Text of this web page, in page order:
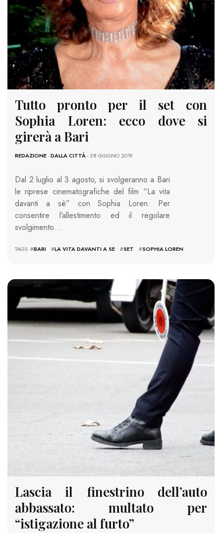
Tutto pronto per il set con
Sophia Loren: ecco dove si
girerà a Bari
REDAZIONE-DALLA CITTÀ- 28 GIUGNO 2019
Dal 2 luglio al 3 agosto, si svolgeranno a Bari
le riprese cinematografiche del film “La vita
davanti a sè” con Sophia Loren. Per
consentire l’allestimento ed il regolare
svolgimento…
TAGS: #BARI #LA VITA DAVANTI A SE #SET #SOPHIA LOREN
4427 VIEWS
Lascia il finestrino dell’auto
abbassato: multato per
“istigazione al furto”